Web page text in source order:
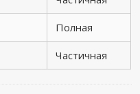
Полная
Частичная